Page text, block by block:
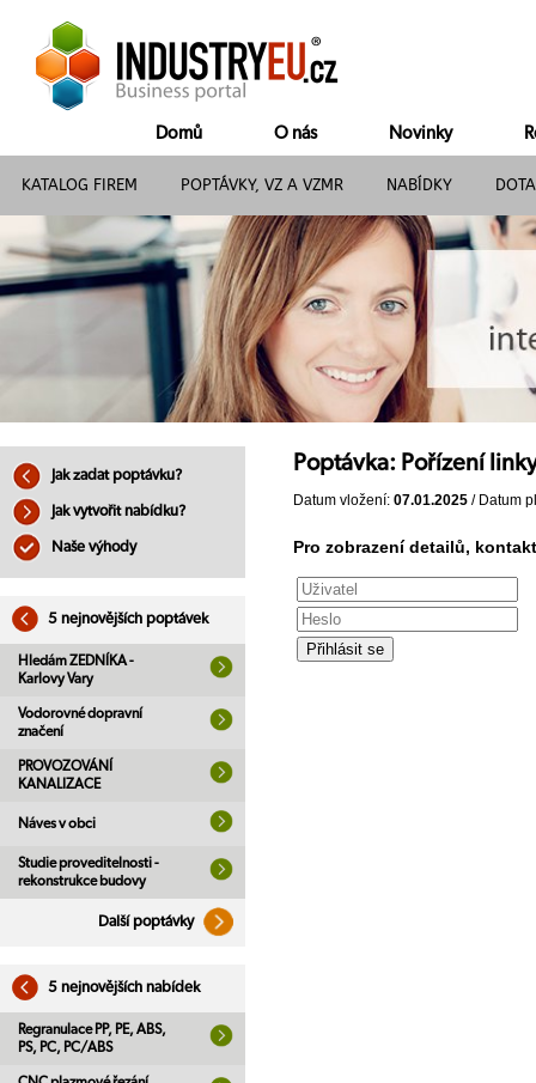
Domů O nás Novinky
KATALOG FIREM POPTÁVKY, VZ A VZMR NABÍDKY
Jak zadat poptávku?
Jak vytvořit nabídku?
Naše výhody
5 nejnovějších poptávek
Hledám ZEDNÍKA -
Karlovy Vary
Vodorovné dopravní
značení
PROVOZOVÁNÍ
KANALIZACE
Náves v obci
Studie proveditelnosti -
rekonstrukce budovy
Další poptávky
5 nejnovějších nabídek
Regranulace PP, PE, ABS,
PS, PC, PC/ABS
Poptávka: Pořízení
Datum vložení: 07.01.2025 / Datum
Pro zobrazení detailů,